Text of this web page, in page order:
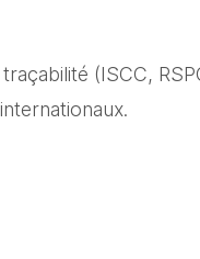
(ISCC,